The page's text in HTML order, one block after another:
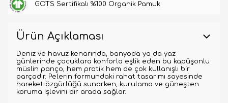
GOTS Sertifikalı %100 Organik Pamuk
Ürün Açıklaması
Deniz ve havuz kenarında, banyoda ya da yaz
günlerinde çocuklara konforla eşlik eden bu kapüşonlu
müslin panço, hem pratik hem de çok kullanışlı bir
parçadır. Pelerin formundaki rahat tasarımı sayesinde
hareket özgürlüğü sunarken, kurulama ve güneşten
koruma işlevini bir arada sağlar.